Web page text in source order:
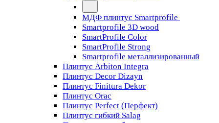
МДФ плинтус Smartprofile
Smartprofile 3D wood
SmartProfile Color
SmartProfile Strong
Smartprofile металлизированный
Плинтус Arbiton Integra
Плинтус Decor Dizayn
Плинтус Finitura Dekor
Плинтус Orac
Плинтус Perfect (Перфект)
Плинтус гибкий Salag